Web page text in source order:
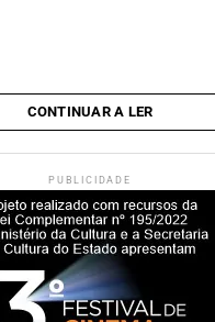
CONTINUAR A LER
PUBLICIDADE